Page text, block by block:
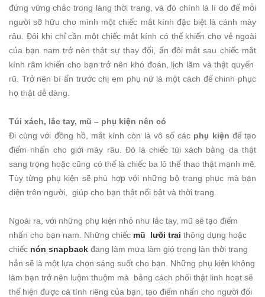
đứng vững chắc trong làng thời trang, và đó chính là lí do để mỗi
người sỡ hữu cho mình một chiếc mắt kính đặc biệt là cánh mày
râu. Đôi khi chỉ cần một chiếc mắt kính có thể khiến cho vẻ ngoài
của bạn nam trở nên thật sự thay đổi, ẩn đôi mắt sau chiếc mắt
kính râm khiến cho bạn trở nên khó đoán, lịch lãm và thật quyến
rũ. Trở nên bí ẩn trước chị em phụ nữ là một cách để chinh phục
họ thật dễ dàng.
Túi xách, lắc tay, mũ – phụ kiện nên có
Đi cùng với đồng hồ, mắt kính còn là vô số các phụ kiện để tạo
điểm nhấn cho giới mày râu. Đó là chiếc túi xách bằng da thật
sang trọng hoặc cũng có thể là chiếc ba lô thể thao thật mạnh mẽ.
Tùy từng phụ kiện sẽ phù hợp với những bộ trang phục mà bạn
diện trên người, giúp cho bạn thật nổi bật và thời trang.
Ngoài ra, với những phụ kiện nhỏ như lắc tay, mũ sẽ tạo điểm
nhấn cho bạn nam. Những chiếc mũ lưỡi trai thông dụng hoặc
chiếc nón snapback đang làm mưa làm gió trong làn thời trang
hẳn sẽ là một lựa chọn sáng suốt cho bạn. Những phụ kiện không
làm bạn trở nên luộm thuộm mà bằng cách phối thật linh hoạt sẽ
thể hiện được cá tính riêng của bạn, tạo điểm nhấn cho người đối